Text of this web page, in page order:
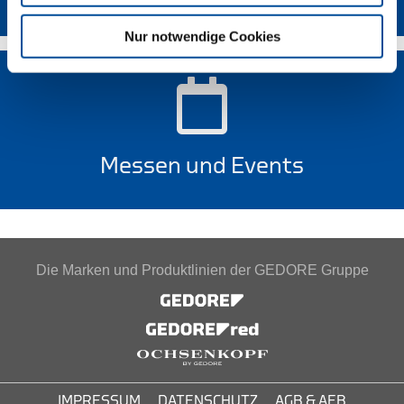
Nur notwendige Cookies
Messen und Events
Die Marken und Produktlinien der GEDORE Gruppe
IMPRESSUM DATENSCHUTZ AGB & AEB